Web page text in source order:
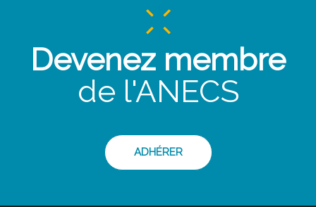
Devenez membre
de l'ANECS
ADHÉRER